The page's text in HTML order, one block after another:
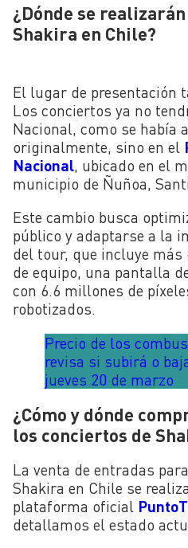
¿Dónde se
Shakira en Chile?
El lugar de presentación
Los conciertos ya no
Nacional, como se había
originalmente, sino en el
Nacional, ubicado en el
municipio de Ñuñoa,
Este cambio busca
público y adaptarse a la
del tour, que incluye
de equipo, una pantalla
con 6.6 millones de
robotizados.
Precio de los
revisa si subirá o
jueves 20 de marzo
¿Cómo y dónde
los conciertos de
La venta de entradas
Shakira en Chile se
plataforma oficial
detallamos el estado